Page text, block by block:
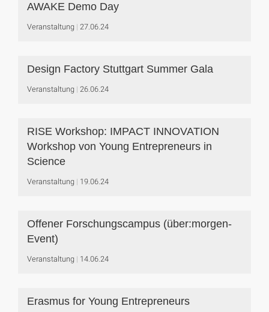
AWAKE Demo Day
Veranstaltung 27.06.24
Design Factory Stuttgart Summer Gala
Veranstaltung 26.06.24
RISE Workshop: IMPACT INNOVATION
Workshop von Young Entrepreneurs in
Science
Veranstaltung 19.06.24
Offener Forschungscampus (über:morgen-
Event)
Veranstaltung 14.06.24
Erasmus for Young Entrepreneurs